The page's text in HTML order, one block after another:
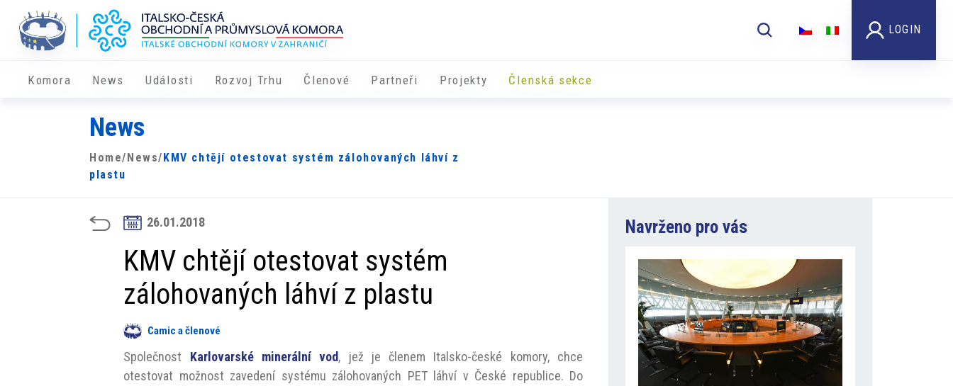
LOGIN
Komora News Události Rozvoj Trhu Členové Partneři ​​Projekty Členská sekce
News
Home/ News/ KMV chtějí otestovat systém zálohovaných láhví z
plastu
26.01.2018
KMV chtějí otestovat systém
zálohovaných láhví z plastu
Camic a členové
Společnost Karlovarské minerální vod, jež je členem Italsko-české komory, chce
otestovat možnost zavedení systému zálohovaných PET láhví v České republice. Do
Navrženo pro vás